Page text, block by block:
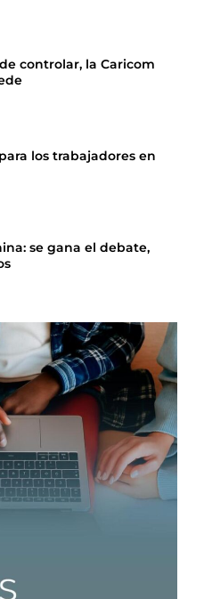
controlar, la Caricom
los trabajadores en
se gana el debate,